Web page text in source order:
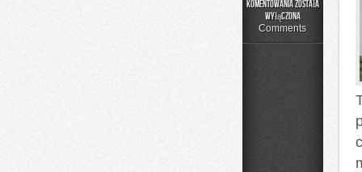
komentowania
Graffiti
została
wyłączona
Comments